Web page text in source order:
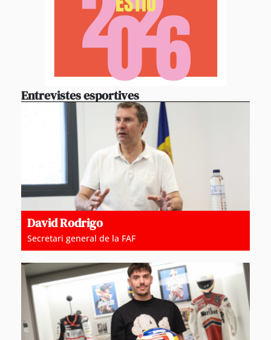
Entrevistes esportives
David Rodrigo
Secretari general de la FAF